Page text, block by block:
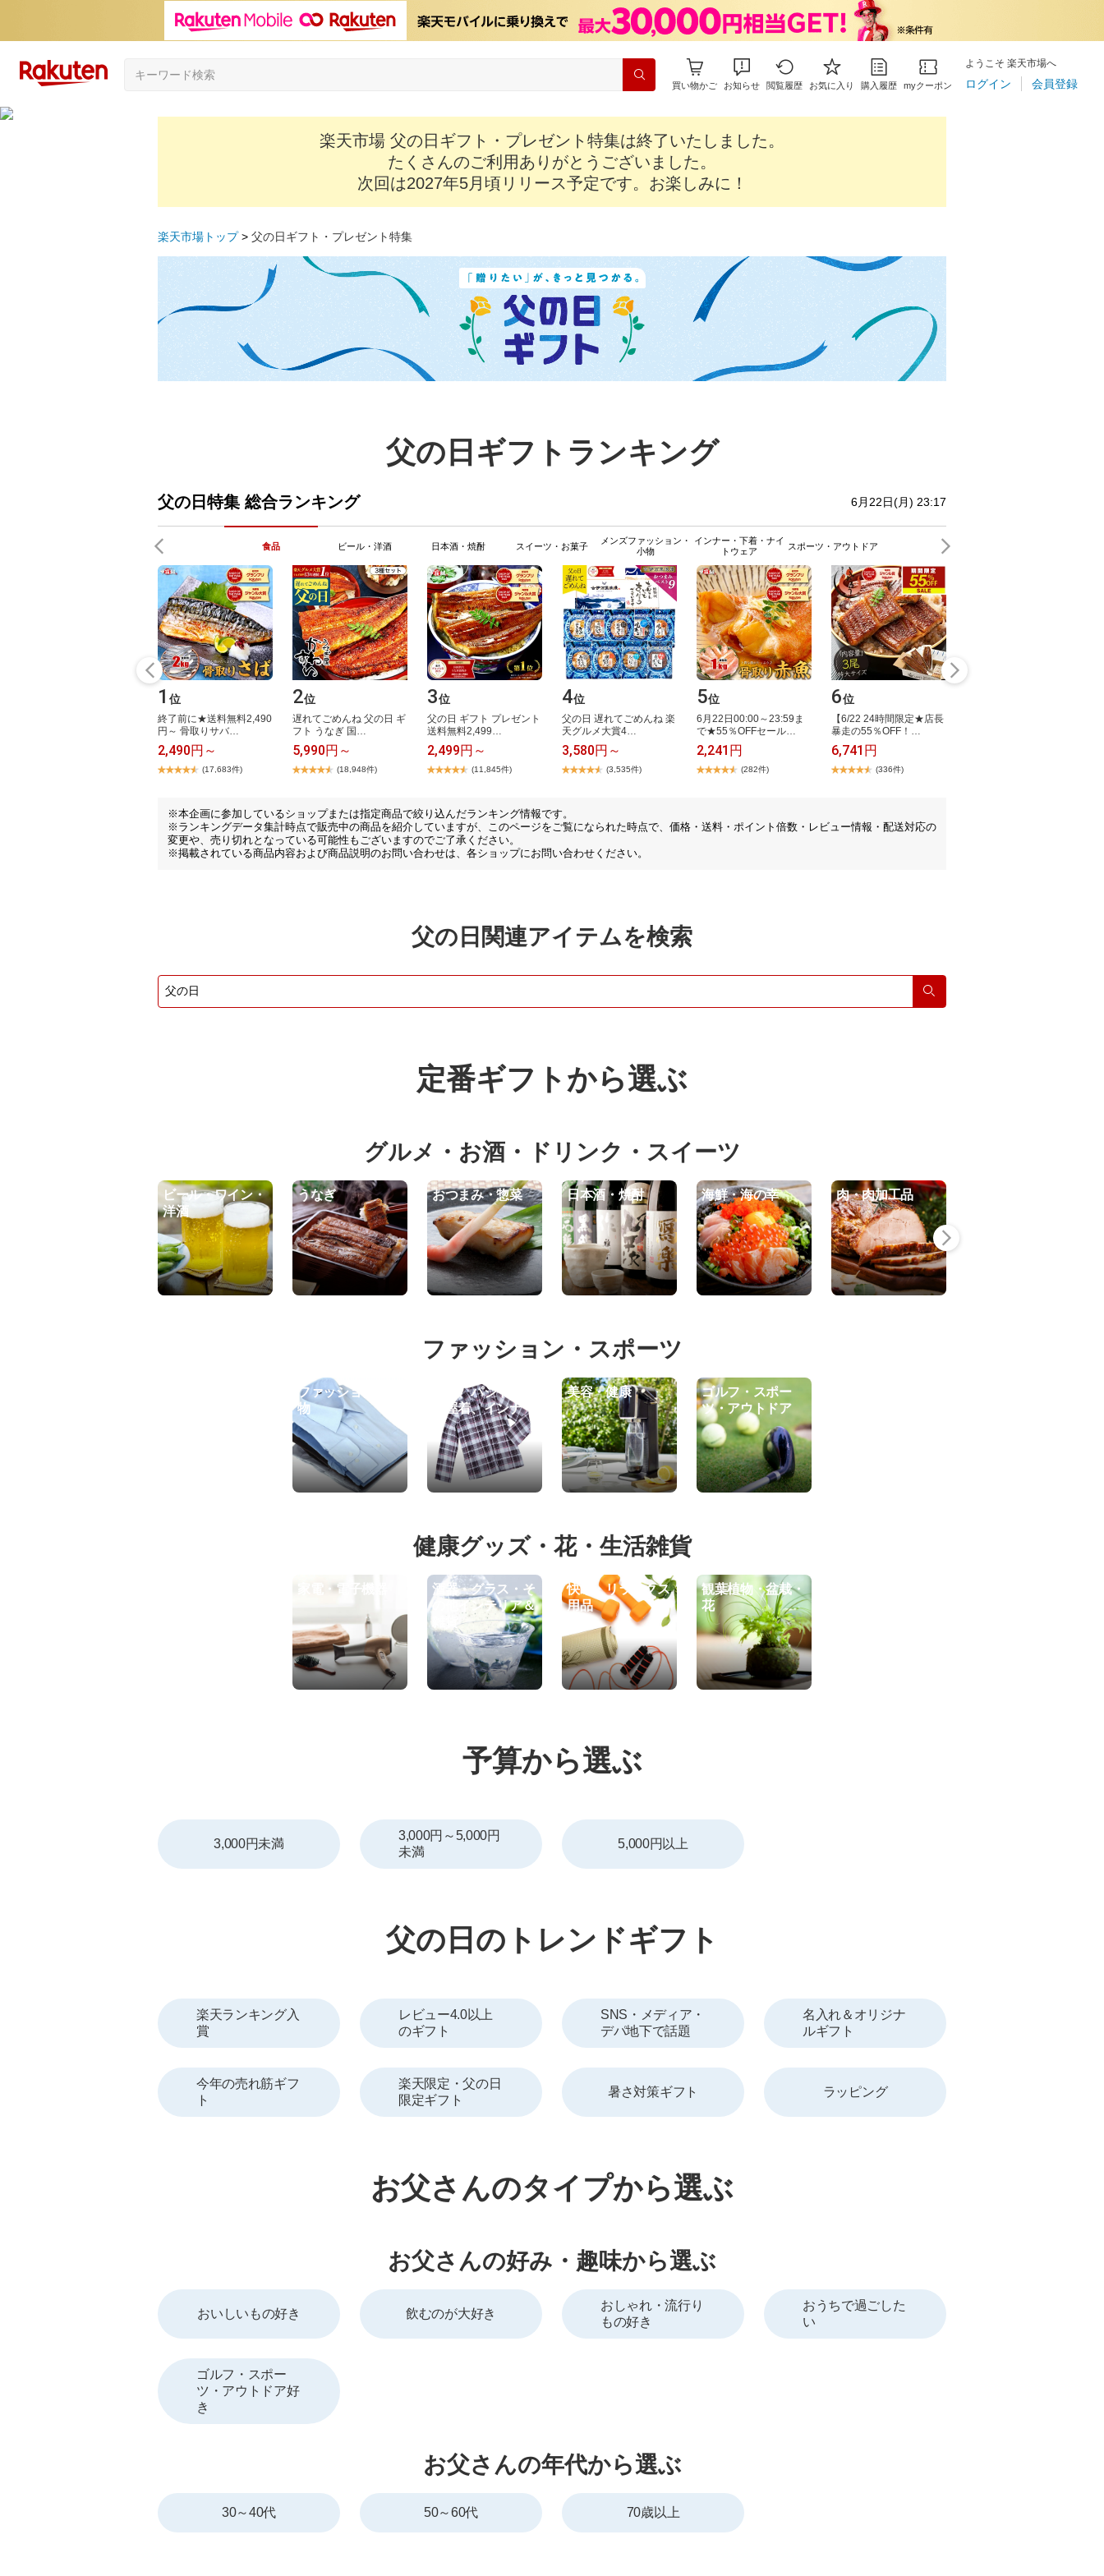
買い物かご お知らせ 閲覧履歴 お気に入り 購入履歴 myクーポン
ようこそ 楽天市場へ
ログイン 会員登録
楽天市場 父の日ギフト・プレゼント特集は終了いたしました。
たくさんのご利用ありがとうございました。
次回は2027年5月頃リリース予定です。お楽しみに！
楽天市場トップ 父の日ギフト・プレゼント特集
父の日ギフトランキング
父の日特集 総合ランキング 6月22日(月) 23:17
食品 ビール・洋酒 日本酒・焼酎 スイーツ・お菓子
メンズファッション・
小物
インナー・下着・ナイ
トウェア
スポーツ・アウトドア
1 位
終​了​前​に​★​送​料​無​料​2​,​4​9​0​
円​～​ ​骨​取​り​サ​バ​…
2,490円～
(17,683件)
2位
遅​れ​て​ご​め​ん​ね​ ​父​の​日​ ​ギ​
フ​ト​ ​う​な​ぎ​ ​国​…
5,990円～
(18,948件)
3位
父​の​日​ ​ギ​フ​ト​ ​プ​レ​ゼ​ン​ト​
​送​料​無​料​2​,​4​9​9​…
2,499円～
(11,845件)
4位
父​の​日​ ​遅​れ​て​ご​め​ん​ね​ ​楽​
天​グ​ル​メ​大​賞​4​…
3,580円～
(3,535件)
5位
6​月​2​2​日​0​0​:​0​0​～​2​3​:​5​9​ま​
で​★​5​5​％​O​F​F​セ​ー​ル​…
2,241円
(282件)
6位
【​6​/​2​2​ ​2​4​時​間​限​定​★​店​長​
暴​走​の​5​5​％​O​F​F​！​…
6,741円
(336件)
※本企画に参加しているショップまたは指定商品で絞り込んだランキング情報です。
※ランキングデータ集計時点で販売中の商品を紹介していますが、このページをご覧になられた時点で、価格・送料・ポイント倍数・レビュー情報・配送対応の
変更や、売り切れとなっている可能性もございますのでご了承ください。
※掲載されている商品内容および商品説明のお問い合わせは、各ショップにお問い合わせください。
父の日関連アイテムを検索
検索
定番ギフトから選ぶ
グルメ・お酒・ドリンク・スイーツ
ビール・ワイン・
洋酒
うなぎ おつまみ・惣菜 日本酒・焼酎 海鮮・海の幸 肉・肉加工品
ファッション・スポーツ
ファッション・小
物
甚平、パジャマ・
部屋着、インナー
美容・健康
ゴルフ・スポー
ツ・アウトドア
健康グッズ・花・生活雑貨
家電・電子機器
酒器・グラス・そ
の他インテリア＆
快眠・リラックス
用品
観葉植物・盆栽・
花
予算から選ぶ
3,000円未満
3,000円～5,000円
未満
5,000円以上
父の日のトレンドギフト
楽天ランキング入
賞
レビュー4.0以上
のギフト
SNS・メディア・
デパ地下で話題
名入れ＆オリジナ
ルギフト
今年の売れ筋ギフ
ト
楽天限定・父の日
限定ギフト
暑さ対策ギフト ラッピング
お父さんのタイプから選ぶ
お父さんの好み・趣味から選ぶ
おいしいもの好き 飲むのが大好き
おしゃれ・流行り
もの好き
おうちで過ごした
い
ゴルフ・スポー
ツ・アウトドア好
き
お父さんの年代から選ぶ
30～40代 50～60代 70歳以上